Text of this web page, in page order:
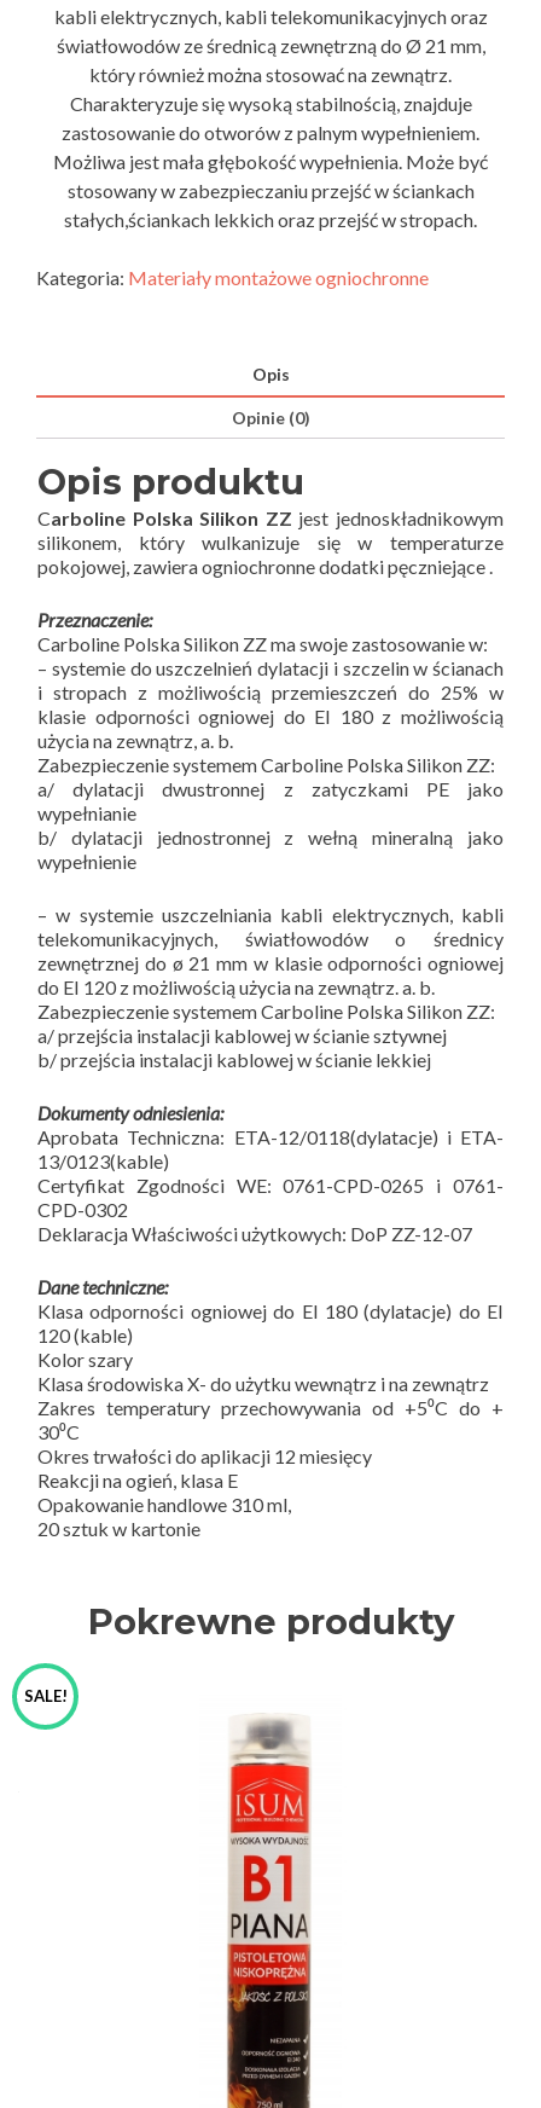
kabli elektrycznych, kabli telekomunikacyjnych oraz
światłowodów ze średnicą zewnętrzną do Ø 21 mm,
który również można stosować na zewnątrz.
Charakteryzuje się wysoką stabilnością, znajduje
zastosowanie do otworów z palnym wypełnieniem.
Możliwa jest mała głębokość wypełnienia. Może być
stosowany w zabezpieczaniu przejść w ściankach
stałych,ściankach lekkich oraz przejść w stropach.
Kategoria: Materiały montażowe ogniochronne
Opis
Opinie (0)
Opis produktu
Carboline Polska Silikon ZZ jest jednoskładnikowym
silikonem, który wulkanizuje się w temperaturze
pokojowej, zawiera ogniochronne dodatki pęczniejące .
Przeznaczenie:
Carboline Polska Silikon ZZ ma swoje zastosowanie w:
– systemie do uszczelnień dylatacji i szczelin w ścianach
i stropach z możliwością przemieszczeń do 25% w
klasie odporności ogniowej do EI 180 z możliwością
użycia na zewnątrz, a. b.
Zabezpieczenie systemem Carboline Polska Silikon ZZ:
a/ dylatacji dwustronnej z zatyczkami PE jako
wypełnianie
b/ dylatacji jednostronnej z wełną mineralną jako
wypełnienie
– w systemie uszczelniania kabli elektrycznych, kabli
telekomunikacyjnych, światłowodów o średnicy
zewnętrznej do ø 21 mm w klasie odporności ogniowej
do EI 120 z możliwością użycia na zewnątrz. a. b.
Zabezpieczenie systemem Carboline Polska Silikon ZZ:
a/ przejścia instalacji kablowej w ścianie sztywnej
b/ przejścia instalacji kablowej w ścianie lekkiej
Dokumenty odniesienia:
Aprobata Techniczna: ETA-12/0118(dylatacje) i ETA-
13/0123(kable)
Certyfikat Zgodności WE: 0761-CPD-0265 i 0761-
CPD-0302
Deklaracja Właściwości użytkowych: DoP ZZ-12-07
Dane techniczne:
Klasa odporności ogniowej do EI 180 (dylatacje) do EI
120 (kable)
Kolor szary
Klasa środowiska X- do użytku wewnątrz i na zewnątrz
Zakres temperatury przechowywania od +5⁰C do +
30⁰C
Okres trwałości do aplikacji 12 miesięcy
Reakcji na ogień, klasa E
Opakowanie handlowe 310 ml,
20 sztuk w kartonie
Pokrewne produkty
SALE!